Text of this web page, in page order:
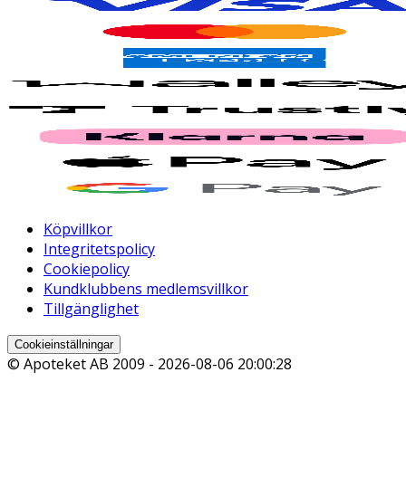
Köpvillkor
Integritetspolicy
Cookiepolicy
Kundklubbens medlemsvillkor
Tillgänglighet
Cookieinställningar
© Apoteket AB 2009 - 2026-08-06 20:00:28